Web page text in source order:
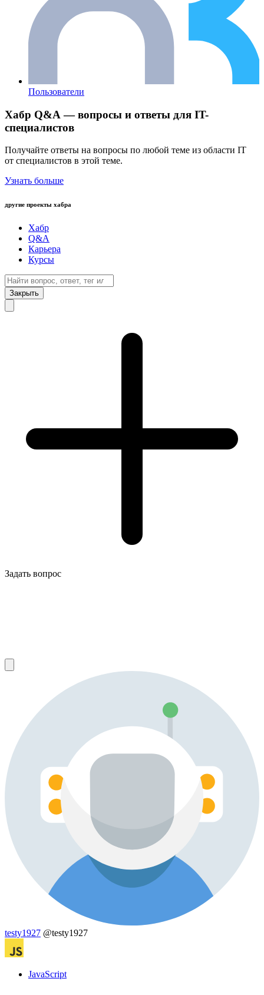
Пользователи
Хабр Q&A — вопросы и ответы для IT-
специалистов
Получайте ответы на вопросы по любой теме из области IT
от специалистов в этой теме.
Узнать больше
другие проекты хабра
Хабр
Q&A
Карьера
Курсы
Закрыть
Задать вопрос
testy1927 @testy1927
JavaScript